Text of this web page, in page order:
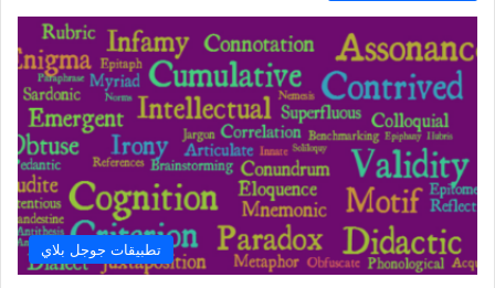
تطبيقات جوجل بلاي